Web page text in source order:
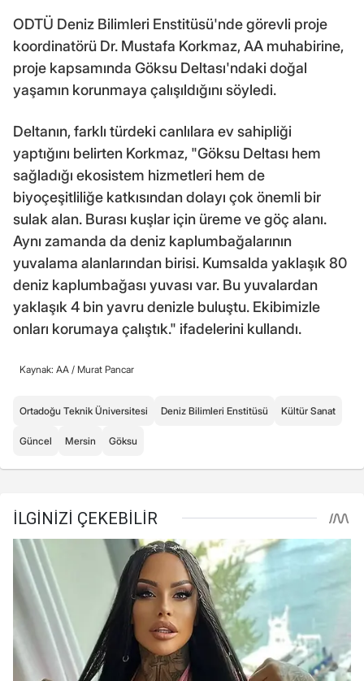
ODTÜ Deniz Bilimleri Enstitüsü'nde görevli proje
koordinatörü Dr. Mustafa Korkmaz, AA muhabirine,
proje kapsamında Göksu Deltası'ndaki doğal
yaşamın korunmaya çalışıldığını söyledi.
Deltanın, farklı türdeki canlılara ev sahipliği
yaptığını belirten Korkmaz, "Göksu Deltası hem
sağladığı ekosistem hizmetleri hem de
biyoçeşitliliğe katkısından dolayı çok önemli bir
sulak alan. Burası kuşlar için üreme ve göç alanı.
Aynı zamanda da deniz kaplumbağalarının
yuvalama alanlarından birisi. Kumsalda yaklaşık 80
deniz kaplumbağası yuvası var. Bu yuvalardan
yaklaşık 4 bin yavru denizle buluştu. Ekibimizle
onları korumaya çalıştık." ifadelerini kullandı.
Kaynak: AA / Murat Pancar
Ortadoğu Teknik Üniversitesi Deniz Bilimleri Enstitüsü Kültür Sanat
Güncel Mersin Göksu